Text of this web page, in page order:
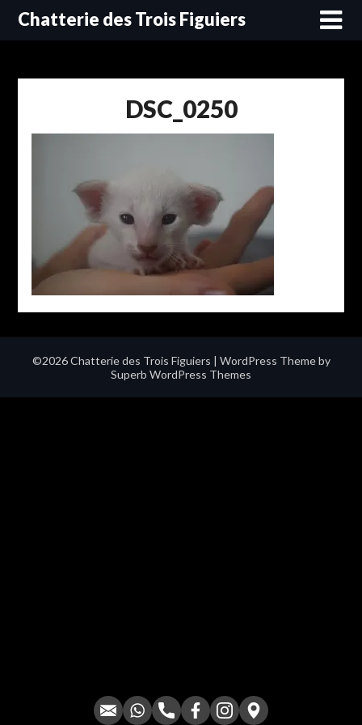
SkipChatterie des Trois Figuiers
DSC_0250
©2026 Chatterie des Trois Figuiers | WordPress Theme by
Superb WordPress Themes